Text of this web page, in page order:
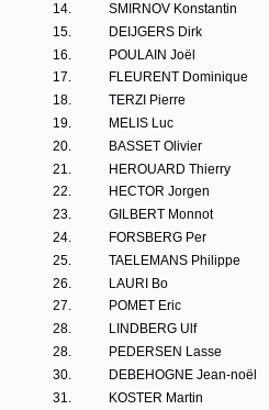
14.
SMIRNOV Konstantin
15.
DEIJGERS Dirk
16.
POULAIN Joël
17.
FLEURENT Dominique
18.
TERZI Pierre
19.
MELIS Luc
20.
BASSET Olivier
21.
HEROUARD Thierry
22.
HECTOR Jorgen
23.
GILBERT Monnot
24.
FORSBERG Per
25.
TAELEMANS Philippe
26.
LAURI Bo
27.
POMET Eric
28.
LINDBERG Ulf
28.
PEDERSEN Lasse
30.
DEBEHOGNE Jean-noël
31.
KOSTER Martin